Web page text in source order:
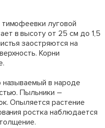
луговой
в высоту от 25 см до 1,5
заостряются на
Корни
называемый в народе
Пыльники –
Опыляется растение
ростка наблюдается